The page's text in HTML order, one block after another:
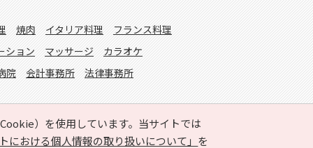
）を使用しています。当サイトでは
における個人情報の取り扱いについて」 を
焼肉 イタリア料理
フランス料理
ション マッサージ
カラオケ
院 会計事務所 法律事務所